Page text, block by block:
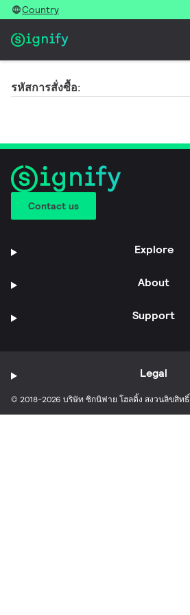
Country
รหัสการสั่งซื้อ:
Contact us
Explore
About
Support
© 2018-2026 บริษัท ซิกนิฟาย โฮลดิ้ง สงวนลิขสิทธิ์.
Legal